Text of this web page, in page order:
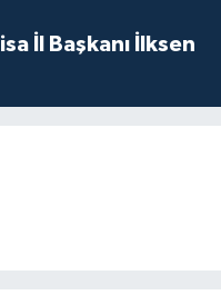
İl Başkanı İlksen